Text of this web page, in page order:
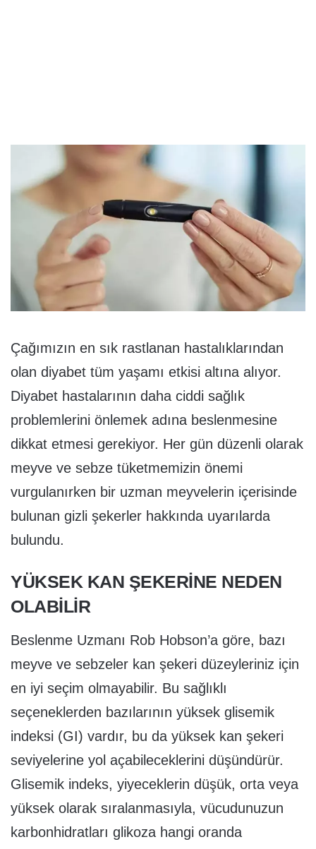
Çağımızın en sık rastlanan hastalıklarından
olan diyabet tüm yaşamı etkisi altına alıyor.
Diyabet hastalarının daha ciddi sağlık
problemlerini önlemek adına beslenmesine
dikkat etmesi gerekiyor. Her gün düzenli olarak
meyve ve sebze tüketmemizin önemi
vurgulanırken bir uzman meyvelerin içerisinde
bulunan gizli şekerler hakkında uyarılarda
bulundu.
YÜKSEK KAN ŞEKERİNE NEDEN
OLABİLİR
Beslenme Uzmanı Rob Hobson’a göre, bazı
meyve ve sebzeler kan şekeri düzeyleriniz için
en iyi seçim olmayabilir. Bu sağlıklı
seçeneklerden bazılarının yüksek glisemik
indeksi (GI) vardır, bu da yüksek kan şekeri
seviyelerine yol açabileceklerini düşündürür.
Glisemik indeks, yiyeceklerin düşük, orta veya
yüksek olarak sıralanmasıyla, vücudunuzun
karbonhidratları glikoza hangi oranda